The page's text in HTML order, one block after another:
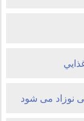
نوزاد می شود